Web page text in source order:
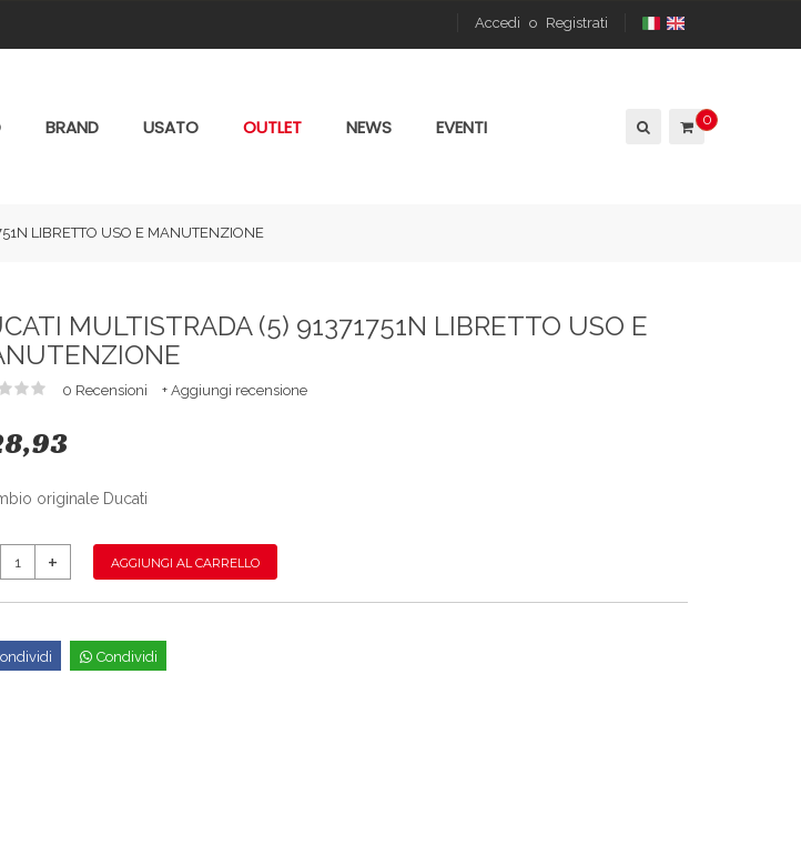
Accedi o Registrati
0
BRAND USATO OUTLET NEWS EVENTI
LIBRETTO USO E MANUTENZIONE
MULTISTRADA (5) 91371751N LIBRETTO USO E
0 Recensioni + Aggiungi recensione
originale Ducati
AGGIUNGI AL CARRELLO
Condividi